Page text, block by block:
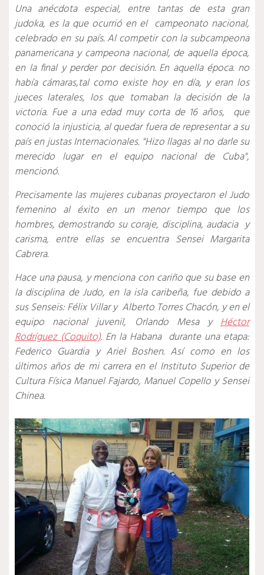
Una anécdota especial, entre tantas de esta gran
judoka, es la que ocurrió en el campeonato nacional,
celebrado en su país. Al competir con la subcampeona
panamericana y campeona nacional, de aquella época,
en la final y perder por decisión. En aquella época. no
había cámaras,tal como existe hoy en día, y eran los
jueces laterales, los que tomaban la decisión de la
victoria. Fue a una edad muy corta de 16 años, que
conoció la injusticia, al quedar fuera de representar a su
país en justas Internacionales. "Hizo llagas al no darle su
merecido lugar en el equipo nacional de Cuba",
mencionó.
Precisamente las mujeres cubanas proyectaron el Judo
femenino al éxito en un menor tiempo que los
hombres, demostrando su coraje, disciplina, audacia y
carisma, entre ellas se encuentra Sensei Margarita
Cabrera.
Hace una pausa, y menciona con cariño que su base en
la disciplina de Judo, en la isla caribeña, fue debido a
sus Senseis: Félix Villar y Alberto Torres Chacón, y en el
equipo nacional juvenil, Orlando Mesa y Héctor
Rodríguez (Coquito). En la Habana durante una etapa:
Federico Guardia y Ariel Boshen. Así como en los
últimos años de mi carrera en el Instituto Superior de
Cultura Física Manuel Fajardo, Manuel Copello y Sensei
Chinea.